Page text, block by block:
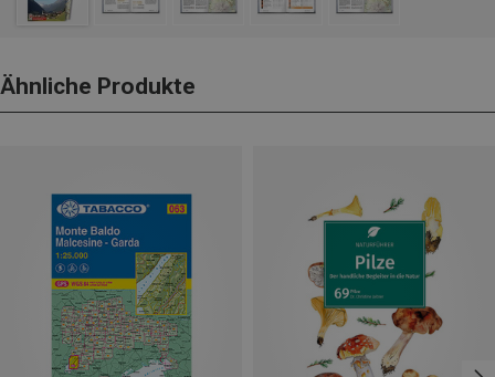
Ähnliche Produkte